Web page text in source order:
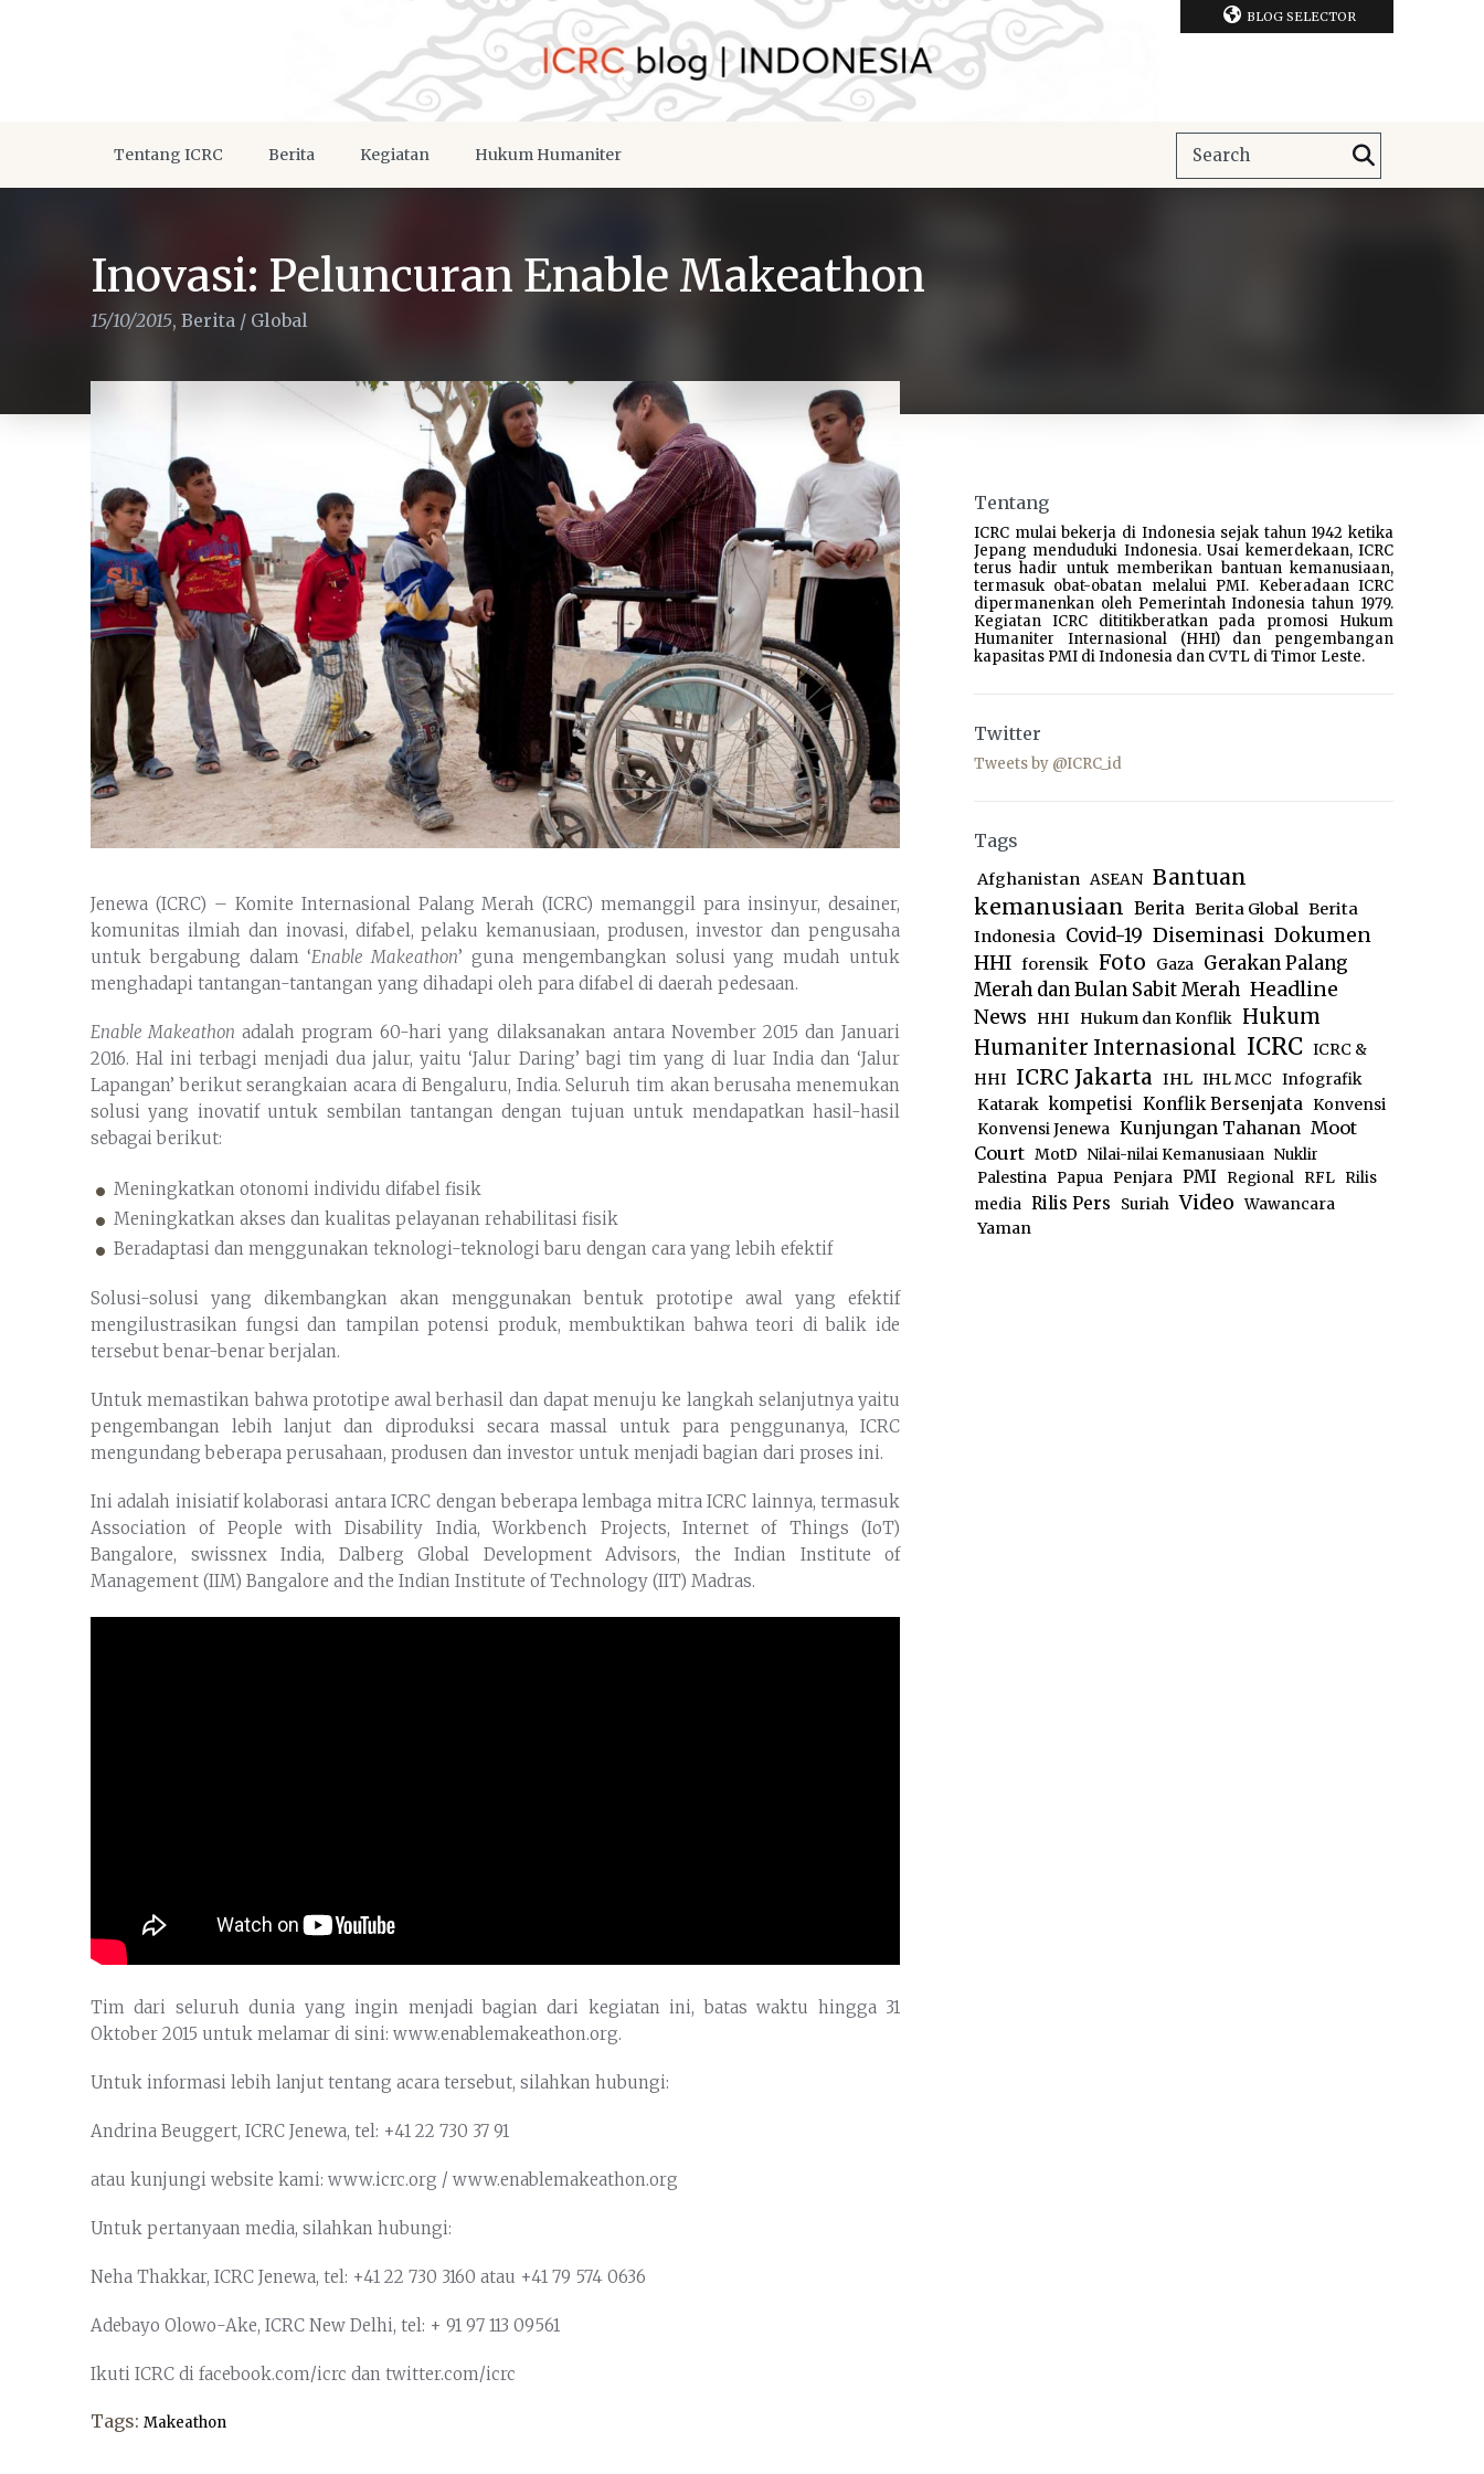
BLOG SELECTOR
Tentang ICRC Berita Kegiatan Hukum Humaniter
Inovasi: Peluncuran Enable Makeathon
15/10/2015, Berita / Global
Jenewa (ICRC) – Komite Internasional Palang Merah (ICRC) memanggil para insinyur, desainer,
komunitas ilmiah dan inovasi, difabel, pelaku kemanusiaan, produsen, investor dan pengusaha
untuk bergabung dalam ‘Enable Makeathon’ guna mengembangkan solusi yang mudah untuk
menghadapi tantangan-tantangan yang dihadapi oleh para difabel di daerah pedesaan.
Enable Makeathon adalah program 60-hari yang dilaksanakan antara November 2015 dan Januari
2016. Hal ini terbagi menjadi dua jalur, yaitu ‘Jalur Daring’ bagi tim yang di luar India dan ‘Jalur
Lapangan’ berikut serangkaian acara di Bengaluru, India. Seluruh tim akan berusaha menemukan
solusi yang inovatif untuk sembilan tantangan dengan tujuan untuk mendapatkan hasil-hasil
sebagai berikut:
Meningkatkan otonomi individu difabel fisik
Meningkatkan akses dan kualitas pelayanan rehabilitasi fisik
Beradaptasi dan menggunakan teknologi-teknologi baru dengan cara yang lebih efektif
Solusi-solusi yang dikembangkan akan menggunakan bentuk prototipe awal yang efektif
mengilustrasikan fungsi dan tampilan potensi produk, membuktikan bahwa teori di balik ide
tersebut benar-benar berjalan.
Untuk memastikan bahwa prototipe awal berhasil dan dapat menuju ke langkah selanjutnya yaitu
pengembangan lebih lanjut dan diproduksi secara massal untuk para penggunanya, ICRC
mengundang beberapa perusahaan, produsen dan investor untuk menjadi bagian dari proses ini.
Ini adalah inisiatif kolaborasi antara ICRC dengan beberapa lembaga mitra ICRC lainnya, termasuk
Association of People with Disability India, Workbench Projects, Internet of Things (IoT)
Bangalore, swissnex India, Dalberg Global Development Advisors, the Indian Institute of
Management (IIM) Bangalore and the Indian Institute of Technology (IIT) Madras.
Tim dari seluruh dunia yang ingin menjadi bagian dari kegiatan ini, batas waktu hingga 31
Oktober 2015 untuk melamar di sini: www.enablemakeathon.org.
Untuk informasi lebih lanjut tentang acara tersebut, silahkan hubungi:
Andrina Beuggert, ICRC Jenewa, tel: +41 22 730 37 91
atau kunjungi website kami: www.icrc.org / www.enablemakeathon.org
Untuk pertanyaan media, silahkan hubungi:
Neha Thakkar, ICRC Jenewa, tel: +41 22 730 3160 atau +41 79 574 0636
Adebayo Olowo-Ake, ICRC New Delhi, tel: + 91 97 113 09561
Ikuti ICRC di facebook.com/icrc dan twitter.com/icrc
Tags: Makeathon
Tentang
ICRC mulai bekerja di Indonesia sejak tahun 1942 ketika
Jepang menduduki Indonesia. Usai kemerdekaan, ICRC
terus hadir untuk memberikan bantuan kemanusiaan,
termasuk obat-obatan melalui PMI. Keberadaan ICRC
dipermanenkan oleh Pemerintah Indonesia tahun 1979.
Kegiatan ICRC dititikberatkan pada promosi Hukum
Humaniter Internasional (HHI) dan pengembangan
kapasitas PMI di Indonesia dan CVTL di Timor Leste.
Twitter
Tweets by @ICRC_id
Tags
Afghanistan ASEAN Bantuan
kemanusiaan Berita Berita Global Berita
Indonesia Covid-19 Diseminasi Dokumen
HHI forensik Foto Gaza Gerakan Palang
Merah dan Bulan Sabit Merah Headline
News
HHI Hukum dan Konflik Hukum
Humaniter Internasional ICRC ICRC &
HHI ICRC Jakarta IHL IHL MCC Infografik
Katarak kompetisi Konflik Bersenjata Konvensi
Konvensi Jenewa Kunjungan Tahanan Moot
Court MotD Nilai-nilai Kemanusiaan Nuklir
Palestina
Papua Penjara PMI Regional RFL
Rilis
media Rilis Pers Suriah Video Wawancara
Yaman